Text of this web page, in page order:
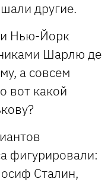
другие.
и Нью-Йорк
Шарлю де
а совсем
вот какой
фигурировали:
Сталин,